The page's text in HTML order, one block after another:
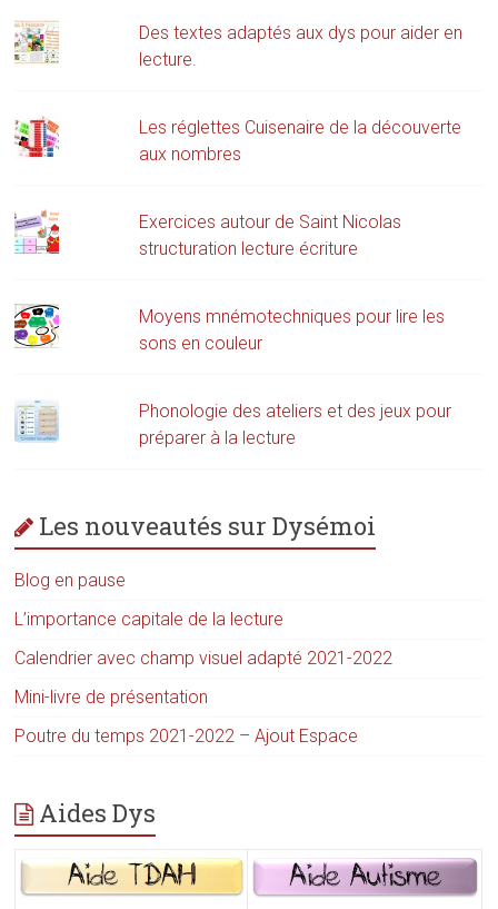
Des textes adaptés aux dys pour aider en
lecture.
Les réglettes Cuisenaire de la découverte
aux nombres
Exercices autour de Saint Nicolas
structuration lecture écriture
Moyens mnémotechniques pour lire les
sons en couleur
Phonologie des ateliers et des jeux pour
préparer à la lecture
Les nouveautés sur Dysémoi
Blog en pause
L’importance capitale de la lecture
Calendrier avec champ visuel adapté 2021-2022
Mini-livre de présentation
Poutre du temps 2021-2022 – Ajout Espace
Aides Dys